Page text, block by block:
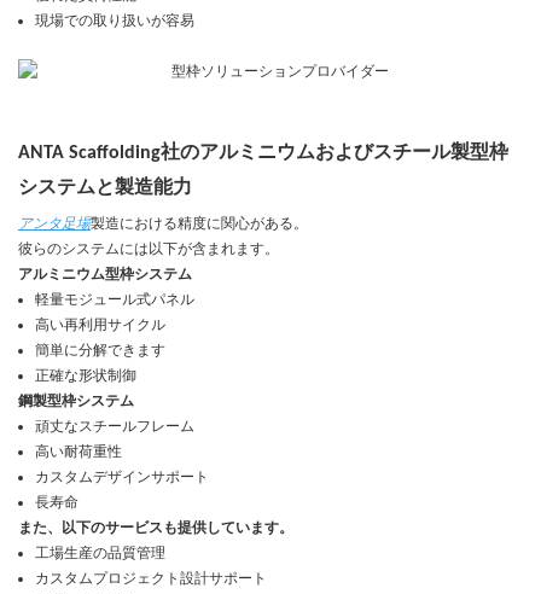
現場での取り扱いが容易
ANTA Scaffolding社のアルミニウムおよびスチール製型枠
システムと製造能力
アンタ足場製造における精度に関心がある。
彼らのシステムには以下が含まれます。
アルミニウム型枠システム
軽量モジュール式パネル
高い再利用サイクル
簡単に分解できます
正確な形状制御
鋼製型枠システム
頑丈なスチールフレーム
高い耐荷重性
カスタムデザインサポート
長寿命
また、以下のサービスも提供しています。
工場生産の品質管理
カスタムプロジェクト設計サポート